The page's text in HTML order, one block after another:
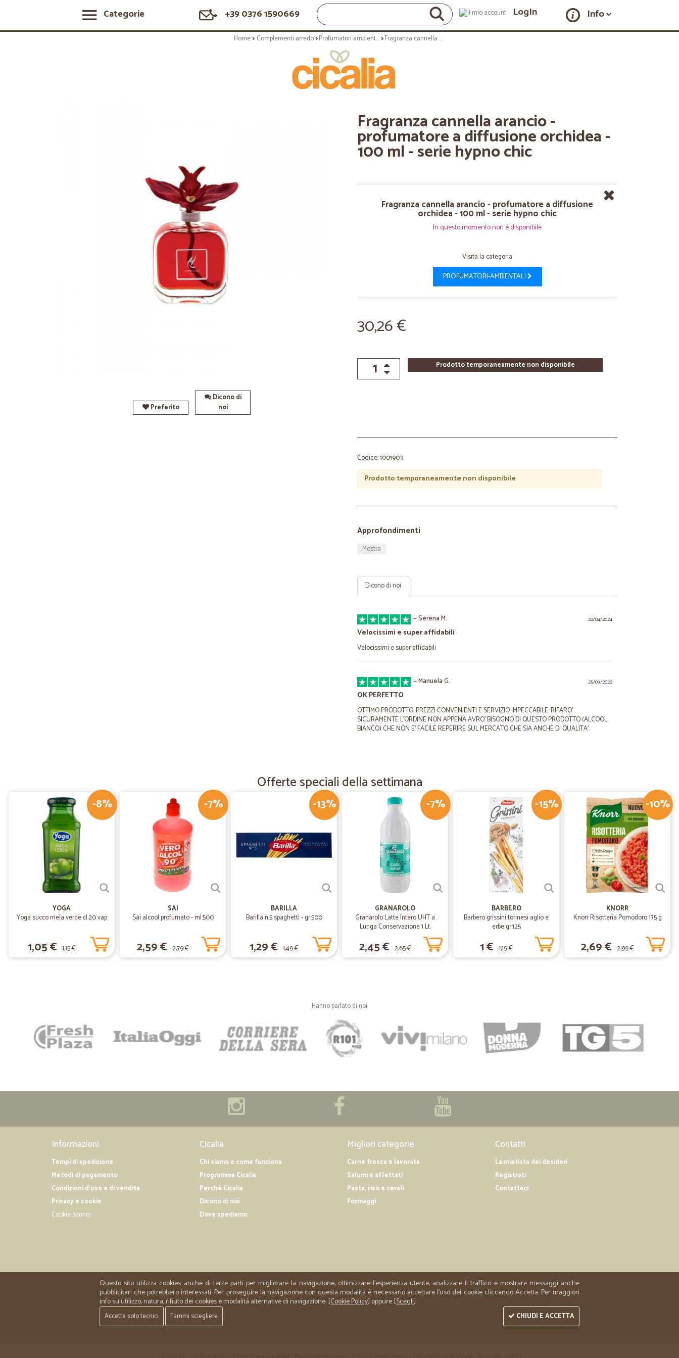
Categorie +39 0376 1590669 LogIn Info
Home Complementi arredo Profumatori ambientali Fragranza cannella arancio - profumatore a diffusione orchidea - 100 ml - serie hypno chic
Preferito
Dicono di
noi
Fragranza cannella arancio -
profumatore a diffusione orchidea -
100 ml - serie hypno chic
Fragranza cannella arancio - profumatore a diffusione
orchidea - 100 ml - serie hypno chic
In questo momento non è disponibile
Visita la categoria
PROFUMATORI-AMBIENTALI
30,26 €
Prodotto temporaneamente non disponibile
Codice: 1001903
Prodotto temporaneamente non disponibile
Approfondimenti
Mostra
Dicono di noi
22/04/2024
—Serena M.
Velocissimi e super affidabili
Velocissimi e super affidabili
25/09/2022
—Manuela G.
OK PERFETTO
OTTIMO PRODOTTO, PREZZI CONVENIENTI E SERVIZIO IMPECCABILE. RIFARO'
SICURAMENTE L'ORDINE NON APPENA AVRO' BISOGNO DI QUESTO PRODOTTO (ALCOOL
BIANCO) CHE NON E' FACILE REPERIRE SUL MERCATO CHE SIA ANCHE DI QUALITA'.
Ottimo e preciso nella consegna
Ottimo e preciso nella consegna
05/09/2020
Ottimo prodotto
Ottimo prodotto
07/03/2020
Alessandro Z.
Ottimo servizio
19/12/2019
Richard R.
servizio puntuale-confezionamento…
servizio puntuale-confezionamento adeguato
buono
sito interessante, spese di spedizione un po' alte
Ottimi prodotti
Ottimi prodotti
Offerte speciali della settimana
-8%
YOGA
Yoga succo mela verde cl.20 vap
1,05 € 1,15 €
-7%
SAI
Sai alcool profumato - ml.500
2,59 € 2,79 €
-13%
BARILLA
Barilla n.5 spaghetti - gr.500
1,29 € 1,49 €
-7%
GRANAROLO
Granarolo Latte Intero UHT a
Lunga Conservazione 1 Lt.
2,45 € 2,65 €
-15%
BARBERO
Barbero grissini torinesi aglio e
erbe gr.125
1 € 1,19 €
-10%
KNORR
Knorr Risotteria Pomodoro 175 g
2,69 € 2,99 €
Hanno parlato di noi
Informazioni
Tempi di spedizione
Metodi di pagamento
Condizioni d'uso e di vendita
Privacy e cookie
Cookie banner
Cicalia
Chi siamo e come funziona
Programma Cicalia
Perché Cicalia
Dicono di noi
Dove spediamo
Migliori categorie
Carne fresca e lavorata
Salumi e affettati
Pasta, riso e cerali
Formaggi
Contatti
La mia lista dei desideri
Registrati
Contattaci
Questo sito utilizza cookies anche di terze parti per migliorare la navigazione, ottimizzare l'esperienza utente, analizzare il traffico e mostrare messaggi anche
pubblicitari che potrebbero interessati. Per proseguire la navigazione con questa modalità è necessario accettare l'uso dei cookie cliccando Accetta. Per maggiori
info su utilizzo, natura, rifiuto dei cookies e modalità alternative di navigazione: [Cookie Policy] oppure [Scegli]
Accetta solo tecnici Fammi sciegliere CHIUDI E ACCETTA